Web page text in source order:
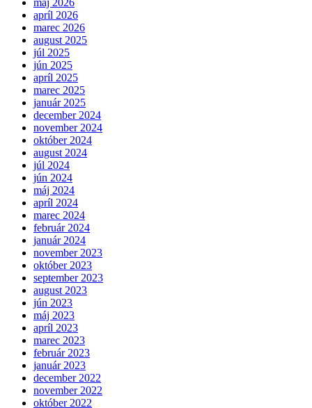
apríl 2026
marec 2026
august 2025
júl 2025
jún 2025
apríl 2025
marec 2025
január 2025
december 2024
november 2024
október 2024
august 2024
júl 2024
jún 2024
máj 2024
apríl 2024
marec 2024
február 2024
január 2024
november 2023
október 2023
september 2023
august 2023
jún 2023
máj 2023
apríl 2023
marec 2023
február 2023
január 2023
december 2022
november 2022
október 2022